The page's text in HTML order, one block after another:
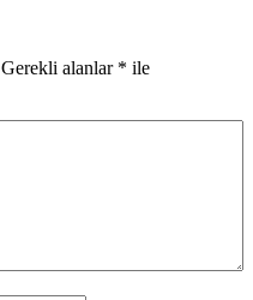
Gerekli alanlar * ile